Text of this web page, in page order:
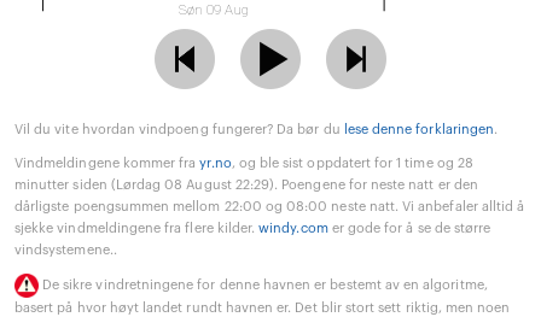
Søn 09 Aug
Vil du vite hvordan vindpoeng fungerer? Da bør du lese denne forklaringen.
Vindmeldingene kommer frayr.no, og ble sist oppdatert for 1 time og 28
minutter siden (Lørdag 08 August 22:29). Poengene for neste natt er den
dårligste poengsummen mellom 22:00 og 08:00 neste natt. Vi anbefaler alltid å
sjekke vindmeldingene fra flere kilder.windy.comer gode for å se de større
vindsystemene..
De sikre vindretningene for denne havnen er bestemt av en algoritme,
basert på hvor høyt landet rundt havnen er. Det blir stort sett riktig, men noen